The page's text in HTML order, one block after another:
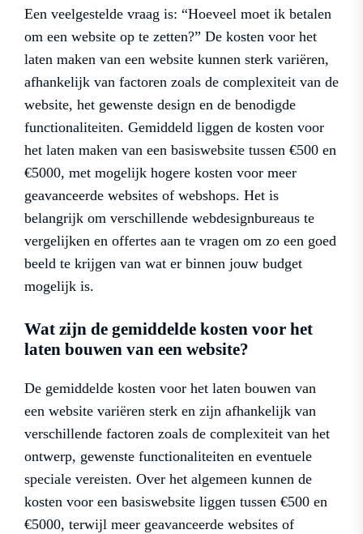
Een veelgestelde vraag is: “Hoeveel moet ik betalen
om een website op te zetten?” De kosten voor het
laten maken van een website kunnen sterk variëren,
afhankelijk van factoren zoals de complexiteit van de
website, het gewenste design en de benodigde
functionaliteiten. Gemiddeld liggen de kosten voor
het laten maken van een basiswebsite tussen €500 en
€5000, met mogelijk hogere kosten voor meer
geavanceerde websites of webshops. Het is
belangrijk om verschillende webdesignbureaus te
vergelijken en offertes aan te vragen om zo een goed
beeld te krijgen van wat er binnen jouw budget
mogelijk is.
Wat zijn de gemiddelde kosten voor het
laten bouwen van een website?
De gemiddelde kosten voor het laten bouwen van
een website variëren sterk en zijn afhankelijk van
verschillende factoren zoals de complexiteit van het
ontwerp, gewenste functionaliteiten en eventuele
speciale vereisten. Over het algemeen kunnen de
kosten voor een basiswebsite liggen tussen €500 en
€5000, terwijl meer geavanceerde websites of